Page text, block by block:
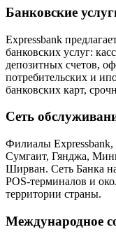
Банковские
Expressbank
банковских услуг:
депозитных счетов,
потребительских и
банковских карт,
Сеть
Филиалы
Сумгаит, Гянджа,
Ширван. Сеть Банка
РОS-терминалов и
территории страны.
Международное